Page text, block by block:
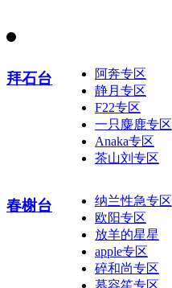
拜石台
阿奔专区
静月专区
F22专区
一只麋鹿专区
Anaka专区
茶山刘专区
春榭台
纳兰性急专区
欧阳专区
放羊的星星
apple专区
碎和尚专区
慕容笙专区